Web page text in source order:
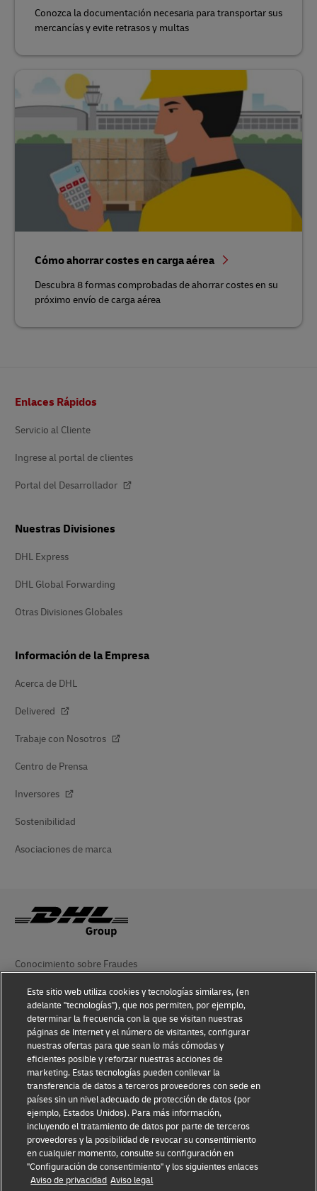
Conozca la documentación necesaria para transportar sus
mercancías y evite retrasos y multas
Cómo ahorrar costes en carga aérea
Descubra 8 formas comprobadas de ahorrar costes en su
próximo envío de carga aérea
de
Enlaces Rápidos
Servicio al Cliente
Ingrese al portal de clientes
Portal del Desarrollador
Nuestras Divisiones
DHL Express
DHL Global Forwarding
Otras Divisiones Globales
Información de la Empresa
Acerca de DHL
Delivered
Trabaje con Nosotros
Centro de Prensa
Inversores
Sostenibilidad
Asociaciones de marca
Conocimiento sobre Fraudes
Aviso Legal
Condiciones de Uso
Aviso de Privacidad
Información Adicional
Ajustes de cookies
Síganos
Este sitio web utiliza cookies y tecnologías similares, (en
adelante "tecnologías"), que nos permiten, por ejemplo,
determinar la frecuencia con la que se visitan nuestras
páginas de Internet y el número de visitantes, configurar
nuestras ofertas para que sean lo más cómodas y
eficientes posible y reforzar nuestras acciones de
marketing. Estas tecnologías pueden conllevar la
transferencia de datos a terceros proveedores con sede en
países sin un nivel adecuado de protección de datos (por
ejemplo, Estados Unidos). Para más información,
incluyendo el tratamiento de datos por parte de terceros
proveedores y la posibilidad de revocar su consentimiento
en cualquier momento, consulte su configuración en
"Configuración de consentimiento" y los siguientes enlaces
Aviso de privacidad Aviso legal